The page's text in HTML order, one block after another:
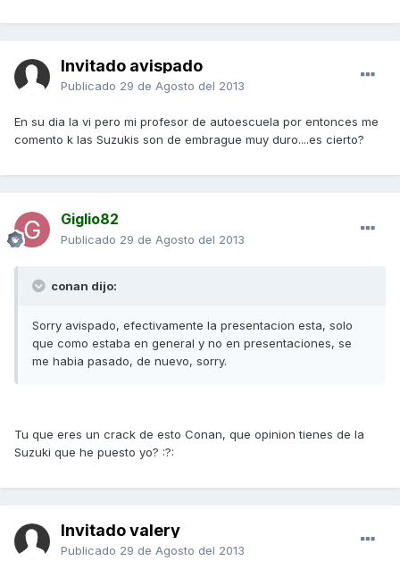
Invitado avispado
Publicado 29 de Agosto del 2013
En su dia la vi pero mi profesor de autoescuela por entonces me
comento k las Suzukis son de embrague muy duro....es cierto?
Giglio82
Publicado 29 de Agosto del 2013
conan dijo:
Sorry avispado, efectivamente la presentacion esta, solo
que como estaba en general y no en presentaciones, se
me habia pasado, de nuevo, sorry.
Tu que eres un crack de esto Conan, que opinion tienes de la
Suzuki que he puesto yo? :?:
Invitado valery
Publicado 29 de Agosto del 2013